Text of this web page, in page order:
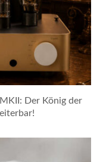
Der König der